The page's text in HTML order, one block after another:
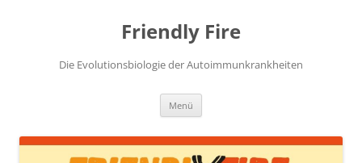
Friendly Fire
Die Evolutionsbiologie der Autoimmunkrankheiten
Menü